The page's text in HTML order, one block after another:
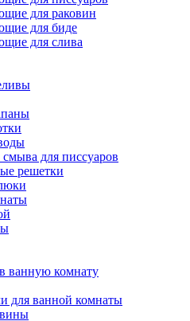
для раковин
для биде
для слива
для писсуаров
решетки
ванную комнату
для ванной комнаты